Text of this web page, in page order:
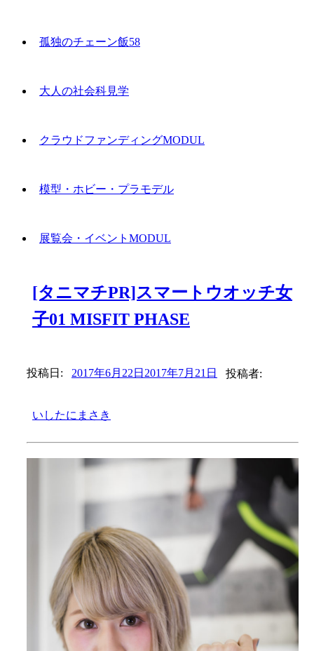
孤独のチェーン飯58
大人の社会科見学
クラウドファンディングMODUL
模型・ホビー・プラモデル
展覧会・イベントMODUL
[タニマチPR]スマートウオッチ女
子01 MISFIT PHASE
投稿日: 2017年6月22日 2017年7月21日 投稿者:
いしたにまさき